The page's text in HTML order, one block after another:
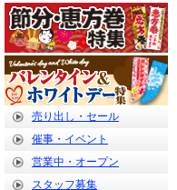
売り出し・セール
催事・イベント
営業中・オープン
スタッフ募集